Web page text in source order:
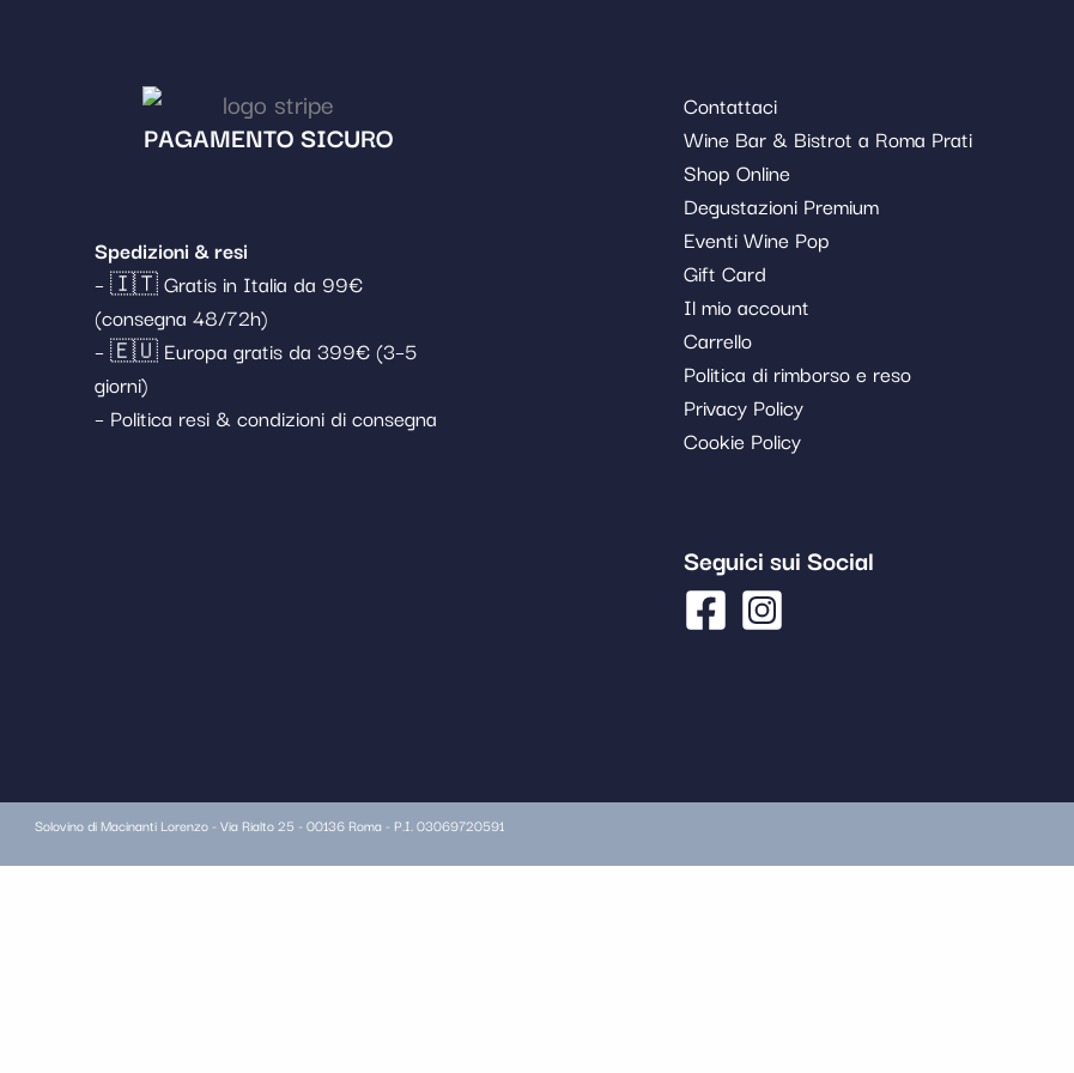
PAGAMENTO SICURO
Spedizioni & resi
– 🇮🇹 Gratis in Italia da 99€
(consegna 48/72h)
– 🇪🇺 Europa gratis da 399€ (3–5
giorni)
– Politica resi & condizioni di consegna
Contattaci
Wine Bar & Bistrot a Roma Prati
Shop Online
Degustazioni Premium
Eventi Wine Pop
Gift Card
Il mio account
Carrello
Politica di rimborso e reso
Privacy Policy
Cookie Policy
Seguici sui Social
Solovino di Macinanti Lorenzo - Via Rialto 25 - 00136 Roma - P.I. 03069720591